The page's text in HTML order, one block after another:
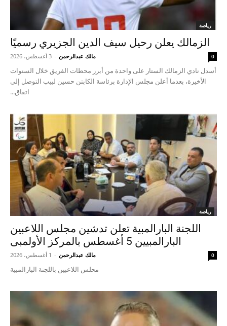
رياضة
الزمالك يعلن رحيل سيف الدين الجزيري رسميًا
مالك عبدالرحمن - 3 أغسطس، 2026 0
أسدل نادي الزمالك الستار على واحدة من أبرز محطات الفريق خلال السنوات
الأخيرة، بعدما أعلن مجلس الإدارة برئاسة الكابتن حسين لبيب التوصل إلى
اتفاق...
رياضة
اللجنة البارالمبية تعلن تدشين مجلس اللاعبين
البارالمبيين 5 أغسطس بالمركز الأولمبى
مالك عبدالرحمن - 1 أغسطس، 2026 0
محلس اللاعبين باللجنة البارالمبية